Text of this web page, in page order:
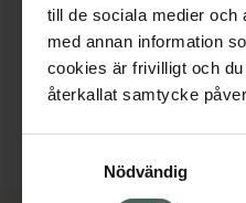
till de sociala medier och
med annan information
cookies är frivilligt och
återkallat samtycke
Nödvändig